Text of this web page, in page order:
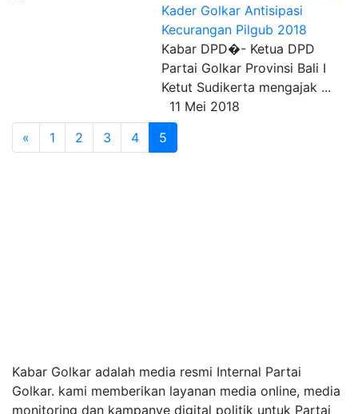
Kader Golkar Antisipasi
Kecurangan Pilgub 2018
Kabar DPD�- Ketua DPD
Partai Golkar Provinsi Bali I
Ketut Sudikerta mengajak ...
11 Mei 2018
«
1 2 3 4 5
Kabar Golkar adalah media resmi Internal Partai
Golkar. kami memberikan layanan media online, media
monitoring dan kampanye digital politik untuk Partai